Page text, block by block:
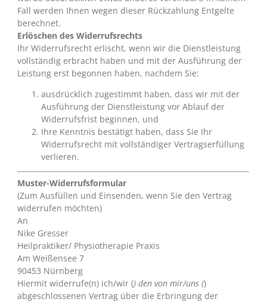
Fall werden Ihnen wegen dieser Rückzahlung Entgelte
berechnet.
Erlöschen des Widerrufsrechts
Ihr Widerrufsrecht erlischt, wenn wir die Dienstleistung
vollständig erbracht haben und mit der Ausführung der
Leistung erst begonnen haben, nachdem Sie:
ausdrücklich zugestimmt haben, dass wir mit der
Ausführung der Dienstleistung vor Ablauf der
Widerrufsfrist beginnen, und
Ihre Kenntnis bestätigt haben, dass Sie Ihr
Widerrufsrecht mit vollständiger Vertragserfüllung
verlieren.
Muster-Widerrufsformular
(Zum Ausfüllen und Einsenden, wenn Sie den Vertrag
widerrufen möchten)
An
Nike Gresser
Heilpraktiker/ Physiotherapie Praxis
Am Weißensee 7
90453 Nürnberg
Hiermit widerrufe(n) ich/wir () den von mir/uns ()
abgeschlossenen Vertrag über die Erbringung der